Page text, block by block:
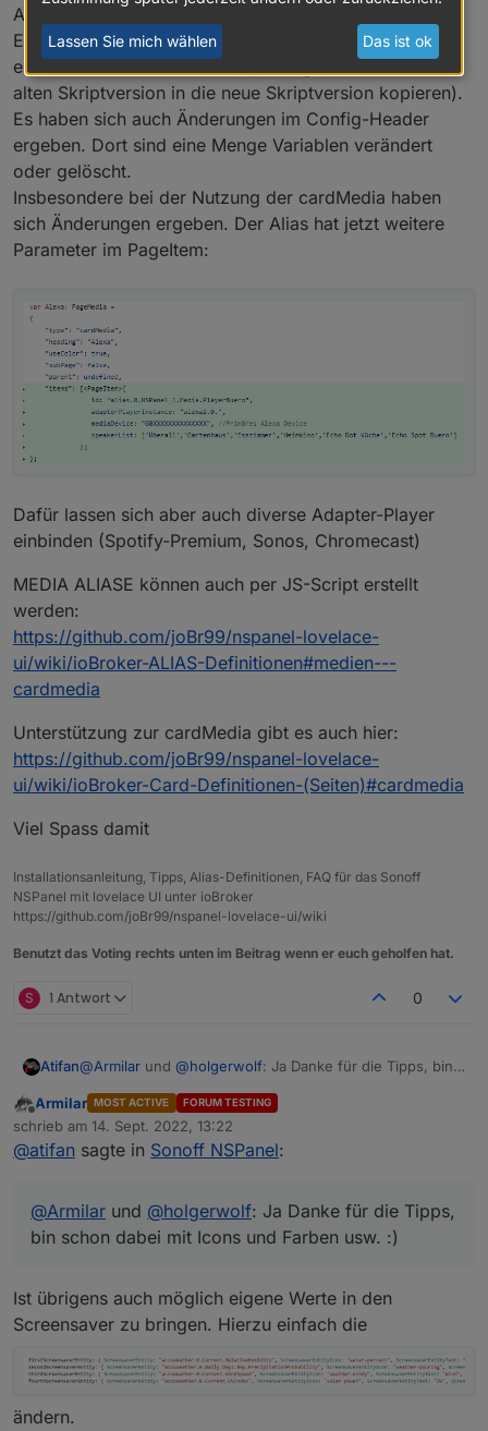
Achtung
Es reicht dieses mal nicht aus nur den unteren Teil zu
ersetzten (Daher besser Skript anlegen und von der
alten Skriptversion in die neue Skriptversion kopieren).
Es haben sich auch Änderungen im Config-Header
ergeben. Dort sind eine Menge Variablen verändert
oder gelöscht.
Insbesondere bei der Nutzung der cardMedia haben
sich Änderungen ergeben. Der Alias hat jetzt weitere
Parameter im PageItem:
Dafür lassen sich aber auch diverse Adapter-Player
einbinden (Spotify-Premium, Sonos, Chromecast)
MEDIA ALIASE können auch per JS-Script erstellt
werden:
https://github.com/joBr99/nspanel-lovelace-
ui/wiki/ioBroker-ALIAS-Definitionen#medien---
cardmedia
Unterstützung zur cardMedia gibt es auch hier:
https://github.com/joBr99/nspanel-lovelace-
ui/wiki/ioBroker-Card-Definitionen-(Seiten)#cardmedia
Viel Spass damit
Installationsanleitung, Tipps, Alias-Definitionen, FAQ für das Sonoff
NSPanel mit lovelace UI unter ioBroker
https://github.com/joBr99/nspanel-lovelace-ui/wiki
Benutzt das Voting rechts unten im Beitrag wenn er euch geholfen hat.
S 1 Antwort 0
Atifan@Armilar und @holgerwolf: Ja Danke für die Tipps, bin
Offline
Armilar MOST ACTIVE FORUM TESTING
schrieb am 14. Sept. 2022, 13:22
zuletzt editiert von
@atifan sagte in Sonoff NSPanel:
@Armilar und @holgerwolf: Ja Danke für die Tipps,
bin schon dabei mit Icons und Farben usw. :)
Ist übrigens auch möglich eigene Werte in den
Screensaver zu bringen. Hierzu einfach die
ändern.
Lassen Sie mich wählen Das ist ok